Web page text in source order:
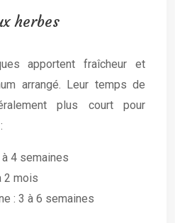
herbes
apportent fraîcheur et
arrangé. Leur temps de
plus court pour
4 semaines
2 mois
: 3 à 6 semaines